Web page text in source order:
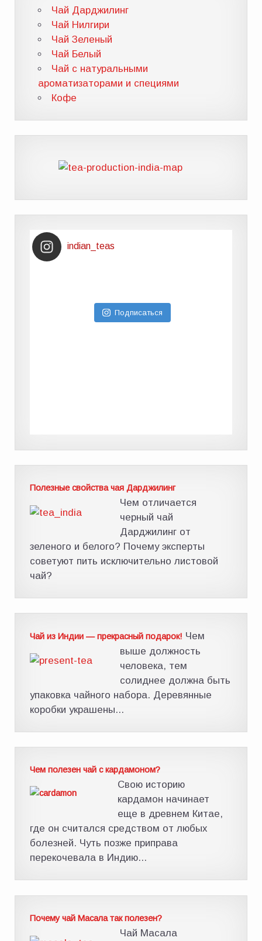
Чай Дарджилинг
Чай Нилгири
Чай Зеленый
Чай Белый
Чай с натуральными
ароматизаторами и специями
Кофе
indian_teas
Подписаться
Полезные свойства чая Дарджилинг
Чем отличается
черный чай
Дарджилинг от
зеленого и белого? Почему эксперты
советуют пить исключительно листовой
чай?
Чай из Индии — прекрасный подарок! Чем
выше должность
человека, тем
солиднее должна быть
упаковка чайного набора. Деревянные
коробки украшены...
Чем полезен чай с кардамоном?
Свою историю
кардамон начинает
еще в древнем Китае,
где он считался средством от любых
болезней. Чуть позже приправа
перекочевала в Индию...
Почему чай Масала так полезен?
Чай Масала